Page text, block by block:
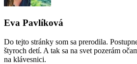
Eva Pavlíková
Do tejto stránky som sa prerodila.
štyroch detí. A tak sa na svet pozerám
na klávesnici.